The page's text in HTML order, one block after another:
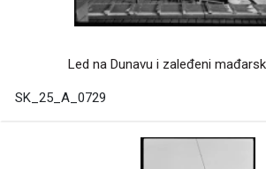
Led na Dunavu i zaleđeni
SK_25_A_0729